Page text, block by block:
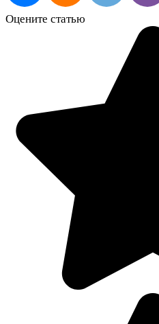
Оцените статью